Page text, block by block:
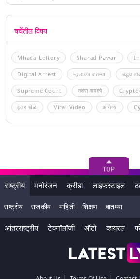
चर्चेतील विषय
Mhada Lottery Sharad Pawar
Digital Arrest म्हाडाच्या बातम्या उद्धव
Supreme Court नवरा बायको
इतर खेळ Viral Video आरोग्य
राष्ट्रीय मनोरंजन क्रीडा लाइफस्टाइल
राष्ट्रीय राजकीय माहिती शिक्षण बातम्या
आंतरराष्ट्रीय टेक्नॉलॉजी ऑटो व्हायरल